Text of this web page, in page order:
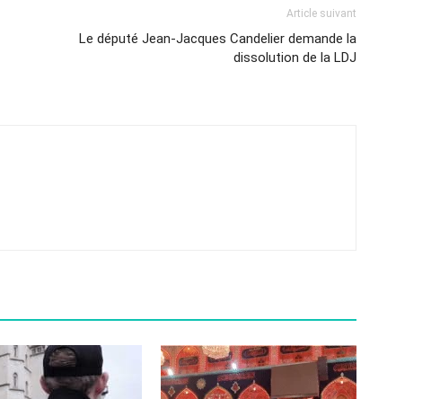
Article suivant
Le député Jean-Jacques Candelier demande la
dissolution de la LDJ